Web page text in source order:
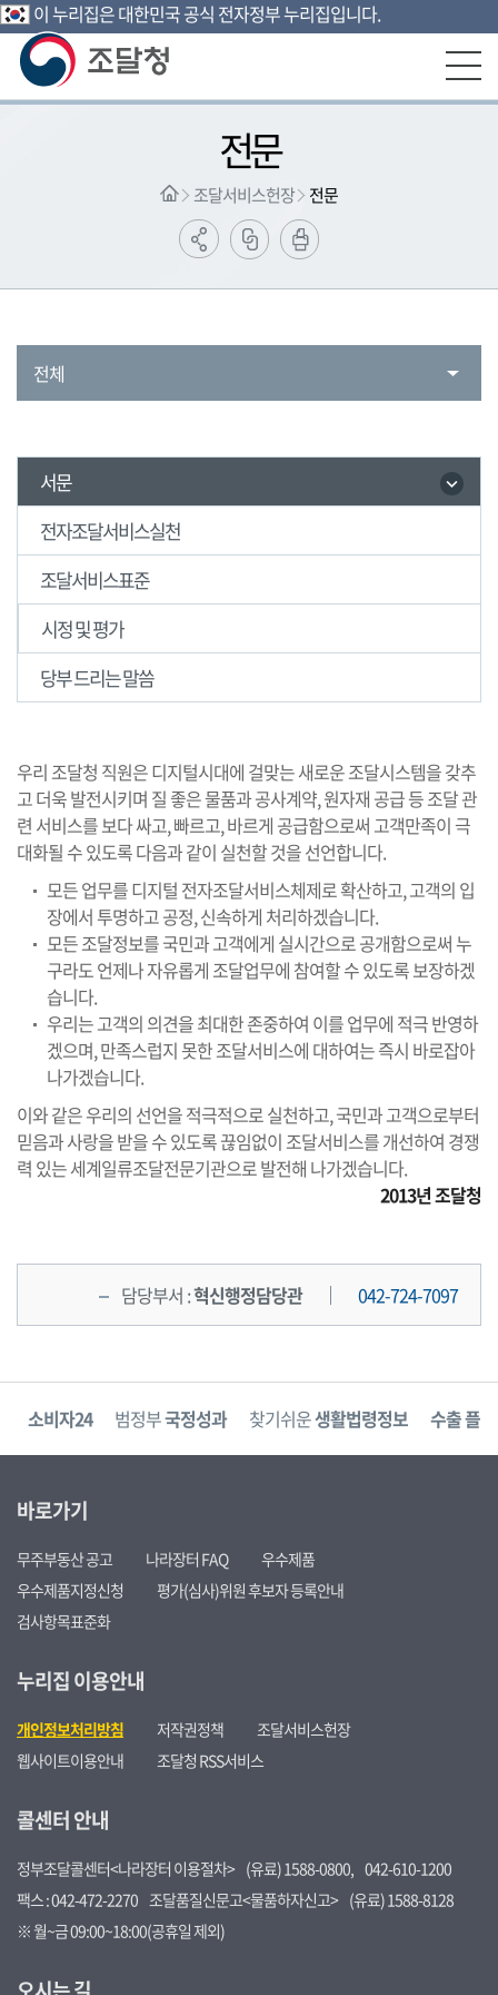
본문영역 바로가기
메인메뉴 바로가기
하단링크 바로가기
이 누리집은 대한민국 공식 전자정부 누리집입니다.
전문
조달서비스헌장 전문
전체
서문
전자조달서비스실천
조달서비스표준
시정 및 평가
당부 드리는 말씀
우리 조달청 직원은 디지털시대에 걸맞는 새로운 조달시스템을 갖추
고 더욱 발전시키며 질 좋은 물품과 공사계약, 원자재 공급 등 조달 관
련 서비스를 보다 싸고, 빠르고, 바르게 공급함으로써 고객만족이 극
대화될 수 있도록 다음과 같이 실천할 것을 선언합니다.
모든 업무를 디지털 전자조달서비스체제로 확산하고, 고객의 입
장에서 투명하고 공정, 신속하게 처리하겠습니다.
모든 조달정보를 국민과 고객에게 실시간으로 공개함으로써 누
구라도 언제나 자유롭게 조달업무에 참여할 수 있도록 보장하겠
습니다.
우리는 고객의 의견을 최대한 존중하여 이를 업무에 적극 반영하
겠으며, 만족스럽지 못한 조달서비스에 대하여는 즉시 바로잡아
나가겠습니다.
이와 같은 우리의 선언을 적극적으로 실천하고, 국민과 고객으로부터
믿음과 사랑을 받을 수 있도록 끊임없이 조달서비스를 개선하여 경쟁
력 있는 세계일류조달전문기관으로 발전해 나가겠습니다.
2013년 조달청
담당부서 :혁신행정담당관 042-724-7097
소비자24 범정부국정성과 찾기쉬운생활법령정보 수출 플
바로가기
무주부동산 공고 나라장터 FAQ
우수제품
우수제품지정신청
평가(심사)위원 후보자 등록안내
검사항목표준화
누리집 이용안내
개인정보처리방침 저작권정책
조달서비스헌장
웹사이트이용안내
조달청 RSS서비스
콜센터 안내
정부조달콜센터<나라장터 이용절차> (유료) 1588-0800, 042-610-1200
팩스 : 042-472-2270 조달품질신문고<물품하자신고> (유료) 1588-8128
※ 월~금 09:00~18:00(공휴일 제외)